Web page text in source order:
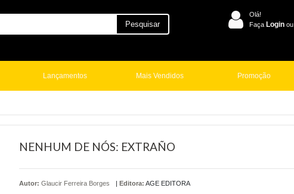
Pesquisar
Olá!
Faça Login ou
Lançamentos Mais Vendidos Promoção
NENHUM DE NÓS: EXTRAÑO
Autor: Glaucir Ferreira Borges | Editora: AGE EDITORA